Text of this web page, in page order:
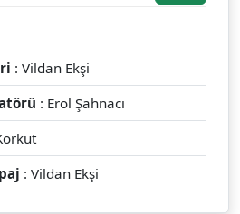
: Vildan Ekşi
: Erol Şahnacı
: Vildan Ekşi